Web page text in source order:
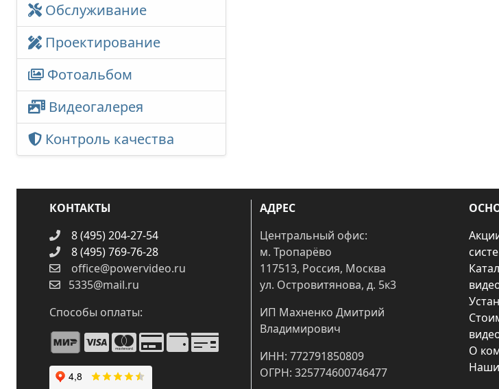
Обслуживание
Проектирование
Фотоальбом
Видеогалерея
Контроль качества
КОНТАКТЫ
8 (495) 204-27-54
8 (495) 769-76-28
office@powervideo.ru
5335@mail.ru
Способы оплаты:
АДРЕС
Центральный офис:
м. Тропарёво
117513, Россия, Москва
ул. Островитянова, д. 5к3
ИП Махненко Дмитрий
Владимирович
ИНН: 772791850809
ОГРН: 325774600746477
О
Наши